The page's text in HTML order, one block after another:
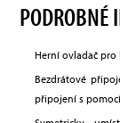
PODROBNÉ
Herní ovladač pro
Bezdrátové
připojení s